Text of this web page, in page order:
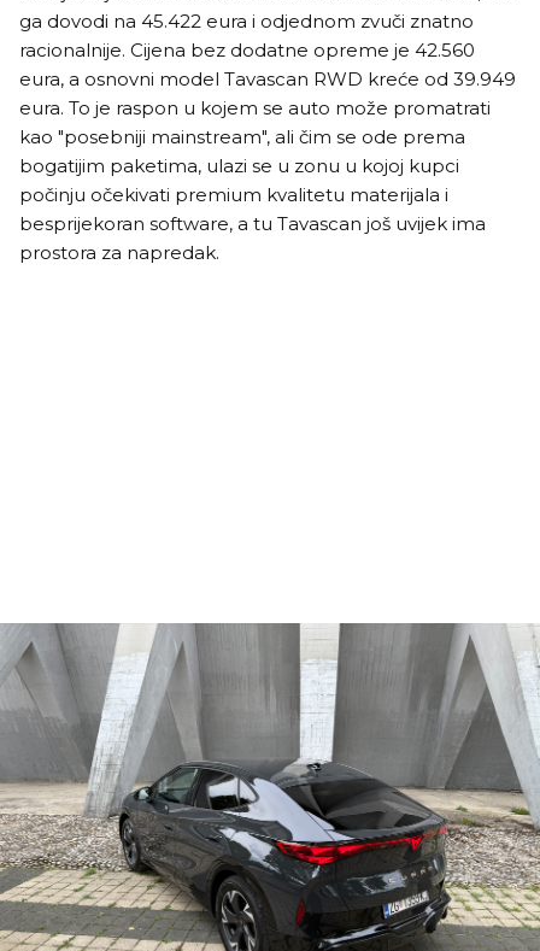
ga dovodi na 45.422 eura i odjednom zvuči znatno
racionalnije. Cijena bez dodatne opreme je 42.560
eura, a osnovni model Tavascan RWD kreće od 39.949
eura. To je raspon u kojem se auto može promatrati
kao "posebniji mainstream", ali čim se ode prema
bogatijim paketima, ulazi se u zonu u kojoj kupci
počinju očekivati premium kvalitetu materijala i
besprijekoran software, a tu Tavascan još uvijek ima
prostora za napredak.